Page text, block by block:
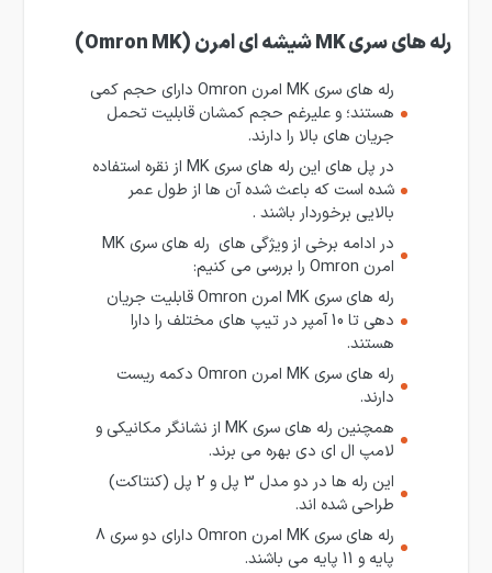
رله های سری MK شیشه ای امرن (Omron MK)
رله های سری MK امرن Omron دارای حجم کمی
هستند؛ و علیرغم حجم کمشان قابلیت تحمل
جریان های بالا را دارند.
در پل های این رله های سری MK از نقره استفاده
شده است که باعث شده آن ها از طول عمر
بالایی برخوردار باشند .
در ادامه برخی از ویژگی های رله های سری MK
امرن Omron را بررسی می کنیم:
رله های سری MK امرن Omron قابلیت جریان
دهی تا 10 آمپر در تیپ های مختلف را دارا
هستند.
رله های سری MK امرن Omron دکمه ریست
دارند.
همچنین رله های سری MK از نشانگر مکانیکی و
لامپ ال ای دی بهره می برند.
این رله ها در دو مدل 3 پل و 2 پل (کنتاکت)
طراحی شده اند.
رله های سری MK امرن Omron دارای دو سری 8
پایه و 11 پایه می باشند.